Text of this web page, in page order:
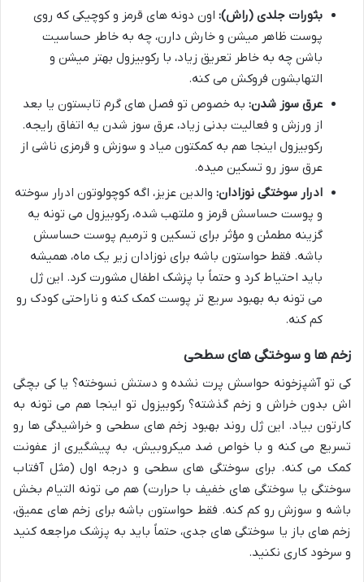
بثورات جلدی (راش): اون دونه های قرمز و کوچیکی که روی
پوست ظاهر میشن و خارش دارن، چه به خاطر حساسیت
باشن چه به خاطر تعریق زیاد، با رکوبیزول بهتر میشن و
التهابشون فروکش می کنه.
عرق سوز شدن: به خصوص تو فصل های گرم تابستون یا بعد
از ورزش و فعالیت بدنی زیاد، عرق سوز شدن یه اتفاق رایجه.
رکوبیزول اینجا هم به کمکتون میاد و سوزش و قرمزی ناشی از
عرق سوز رو تسکین میده.
ادرار سوختگی نوزادان: والدین عزیز، اگه کوچولوتون ادرار سوخته
و پوست حساسش قرمز و ملتهب شده، رکوبیزول می تونه یه
گزینه مطمئن و مؤثر برای تسکین و ترمیم پوست حساسش
باشه. فقط حواستون باشه برای نوزادان زیر یک ماه، همیشه
باید احتیاط کرد و حتماً با پزشک اطفال مشورت کرد. این ژل
می تونه به بهبود سریع تر پوست کمک کنه و ناراحتی کودک رو
کم کنه.
زخم ها و سوختگی های سطحی
کی تو آشپزخونه حواسش پرت نشده و دستش نسوخته؟ یا کی بچگی
اش بدون خراش و زخم گذشته؟ رکوبیزول تو اینجا هم می تونه به
کارتون بیاد. این ژل روند بهبود زخم های سطحی و خراشیدگی ها رو
تسریع می کنه و با خواص ضد میکروبیش، به پیشگیری از عفونت
کمک می کنه. برای سوختگی های سطحی و درجه اول (مثل آفتاب
سوختگی یا سوختگی های خفیف با حرارت) هم می تونه التیام بخش
باشه و سوزش رو کم کنه. فقط حواستون باشه برای زخم های عمیق،
زخم های باز یا سوختگی های جدی، حتماً باید به پزشک مراجعه کنید
و سرخود کاری نکنید.